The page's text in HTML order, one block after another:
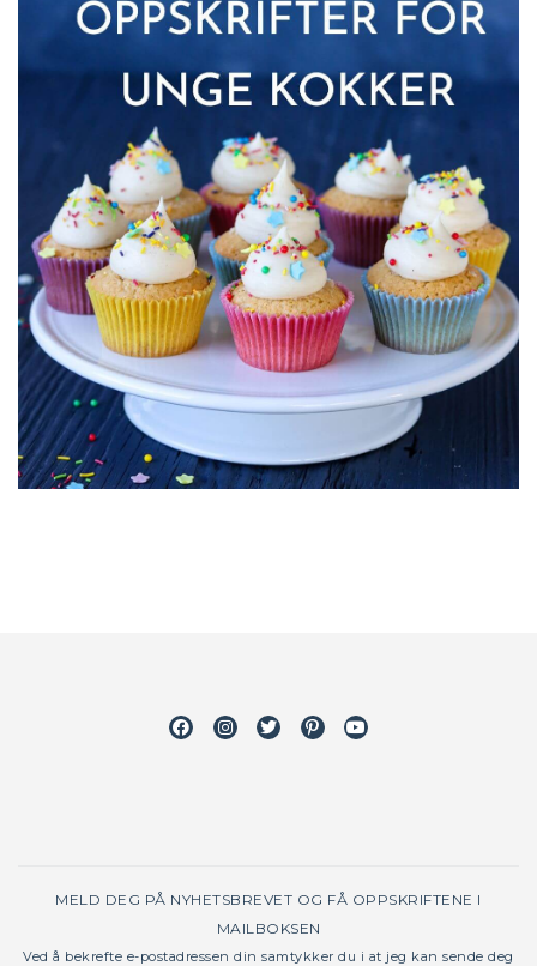
FacebookInstagram
TwitterPinterestYoutube
MELD DEG PÅ NYHETSBREVET OG FÅ OPPSKRIFTENE I
MAILBOKSEN
Ved å bekrefte e-postadressen din samtykker du i at jeg kan sende deg